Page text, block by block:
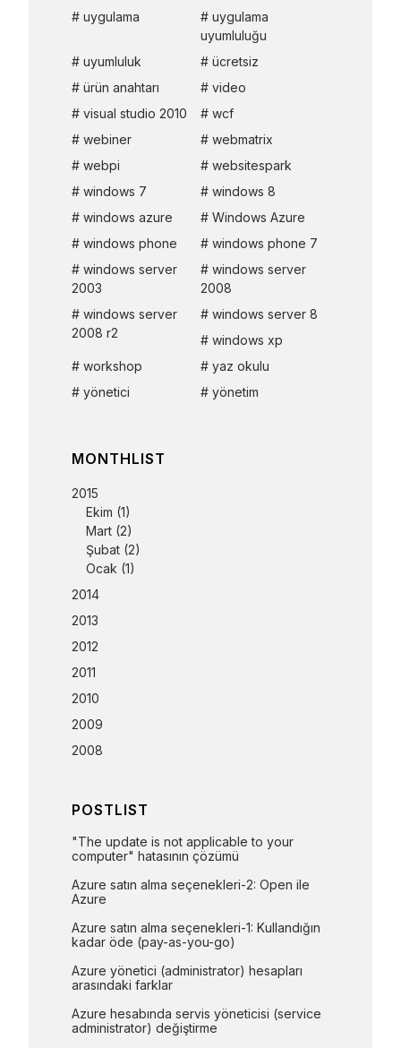
uygulama
uygulama
uyumluluğu
uyumluluk
ücretsiz
ürün anahtarı
video
visual studio 2010
wcf
webiner
webmatrix
webpi
websitespark
windows 7
windows 8
windows azure
Windows Azure
windows phone
windows phone 7
windows server
2003
windows server
2008
windows server
2008 r2
windows server 8
windows xp
workshop
yaz okulu
yönetici
yönetim
MONTHLIST
2015
Ekim (1)
Mart (2)
Şubat (2)
Ocak (1)
2014
2013
2012
2011
2010
2009
2008
POSTLIST
"The update is not applicable to your
computer" hatasının çözümü
Azure satın alma seçenekleri-2: Open ile
Azure
Azure satın alma seçenekleri-1: Kullandığın
kadar öde (pay-as-you-go)
Azure yönetici (administrator) hesapları
arasındaki farklar
Azure hesabında servis yöneticisi (service
administrator) değiştirme